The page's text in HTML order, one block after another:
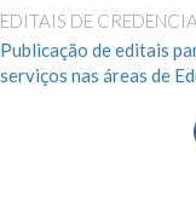
EDITAIS DE
Publicação de editais
serviços nas áreas de